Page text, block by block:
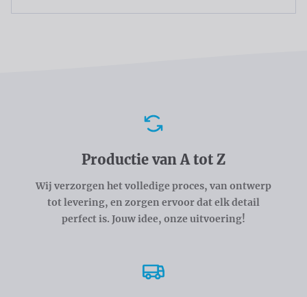
Productie van A tot Z
Wij verzorgen het volledige proces, van ontwerp
tot levering, en zorgen ervoor dat elk detail
perfect is. Jouw idee, onze uitvoering!